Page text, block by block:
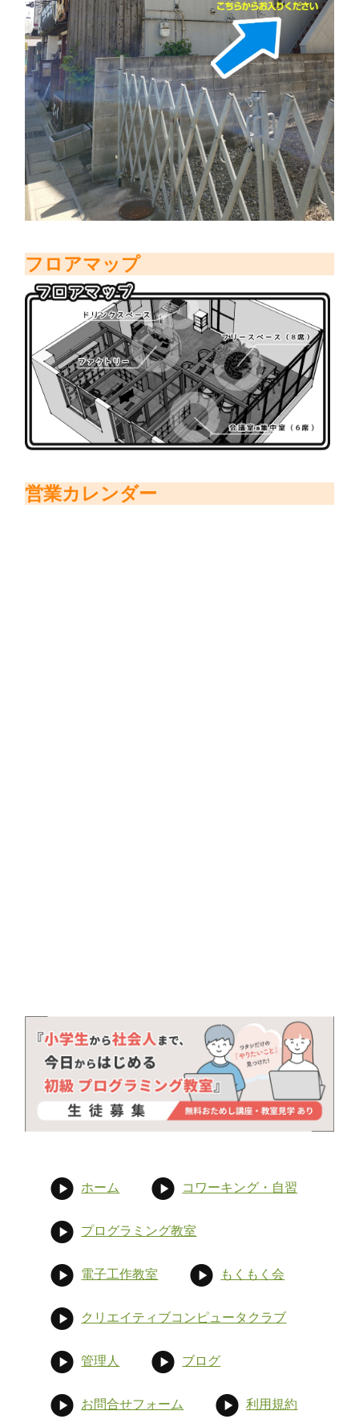
フロアマップ
営業カレンダー
ホーム コワーキング・自習
プログラミング教室
電子工作教室 もくもく会
クリエイティブコンピュータクラブ
管理人 ブログ
お問合せフォーム 利用規約